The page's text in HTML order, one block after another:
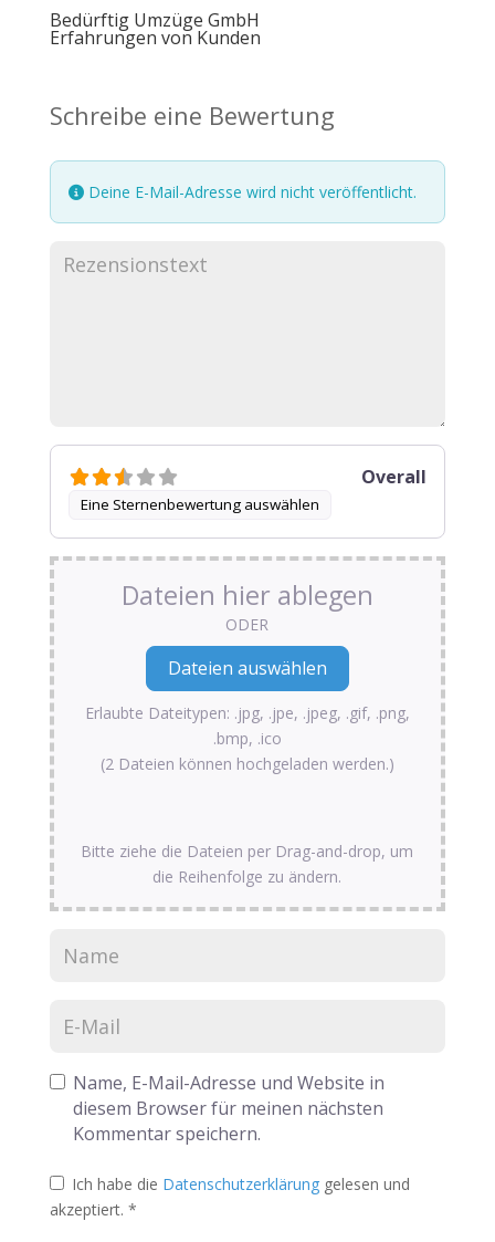
Bedürftig Umzüge GmbH
Erfahrungen von Kunden
Schreibe eine Bewertung
Deine E-Mail-Adresse wird nicht veröffentlicht.
Eine Sternenbewertung auswählen
Overall
Dateien hier ablegen
ODER
Erlaubte Dateitypen: .jpg, .jpe, .jpeg, .gif, .png,
.bmp, .ico
(2 Dateien können hochgeladen werden.)
Bitte ziehe die Dateien per Drag-and-drop, um
die Reihenfolge zu ändern.
Name, E-Mail-Adresse und Website in
diesem Browser für meinen nächsten
Kommentar speichern.
Ich habe die Datenschutzerklärung gelesen und
akzeptiert. *